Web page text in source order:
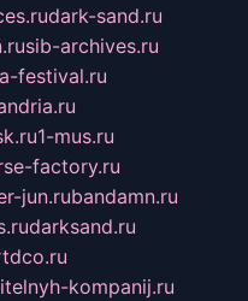
dark-sand.ru
sib-archives.ru
festival.ru
1-mus.ru
factory.ru
jun.rubandamn.ru
darksand.ru
kompanij.ru